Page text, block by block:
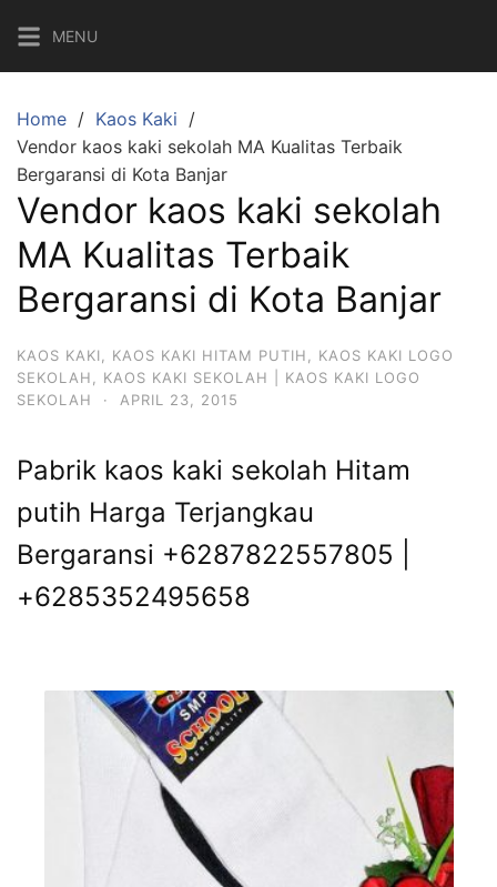
content
MENU
Home
Kaos Kaki
Vendor kaos kaki sekolah MA Kualitas Terbaik
Bergaransi di Kota Banjar
Vendor kaos kaki sekolah
MA Kualitas Terbaik
Bergaransi di Kota Banjar
KAOS KAKI KAOS KAKI HITAM PUTIH
KAOS KAKI LOGO
SEKOLAH
KAOS KAKI SEKOLAH | KAOS KAKI LOGO
SEKOLAH
· APRIL 23, 2015
Pabrik kaos kaki sekolah Hitam
putih Harga Terjangkau
Bergaransi +6287822557805 |
+6285352495658